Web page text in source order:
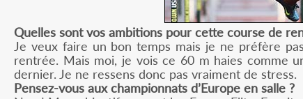
Quelles sont vos ambitions pour cette course de
Je veux faire un bon temps mais je ne préfère
rentrée. Mais moi, je vois ce 60 m haies comme
dernier. Je ne ressens donc pas vraiment de stress.
Pensez-vous aux championnats d’Europe en salle ?